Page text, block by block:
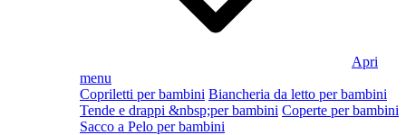
Apri
menu
Copriletti per bambini Biancheria da letto per bambini
Tende e drappi &nbsp;per bambini Coperte per bambini
Sacco a Pelo per bambini